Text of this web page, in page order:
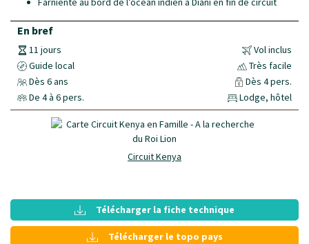
En bref
11 jours
Vol inclus
Guide local
Très facile
Dès 6 ans
Dès 4 pers.
De 4 à 6 pers.
Lodge, hôtel
Circuit Kenya
Télécharger la fiche technique
Télécharger le topo pays